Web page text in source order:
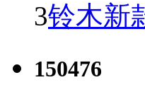
3铃木新
150476